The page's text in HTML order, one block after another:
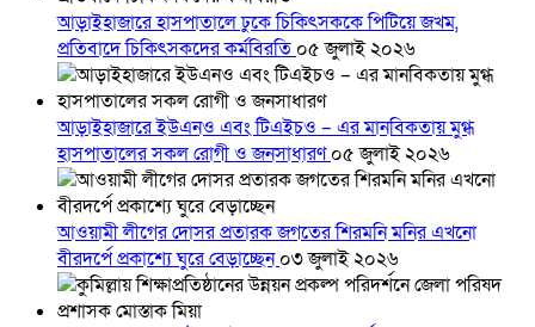
আড়াইহাজারে হাসপাতালে ঢুকে চিকিৎসককে পিটিয়ে জখম,
প্রতিবাদে চিকিৎসকদের কর্মবিরতি ০৫ জুলাই ২০২৬
আড়াইহাজারে ইউএনও এবং টিএইচও – এর মানবিকতায় মুগ্ধ
হাসপাতালের সকল রোগী ও জনসাধারণ০৫ জুলাই ২০২৬
আওয়ামী লীগের দোসর প্রতারক জগতের শিরমনি মনির এখনো
বীরদর্পে প্রকাশ্যে ঘুরে বেড়াচ্ছেন০৩ জুলাই ২০২৬